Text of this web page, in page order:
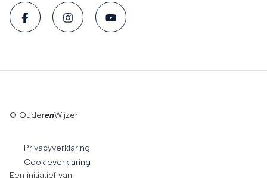
© OuderenWijzer
Privacyverklaring
Cookieverklaring
Een initiatief van: